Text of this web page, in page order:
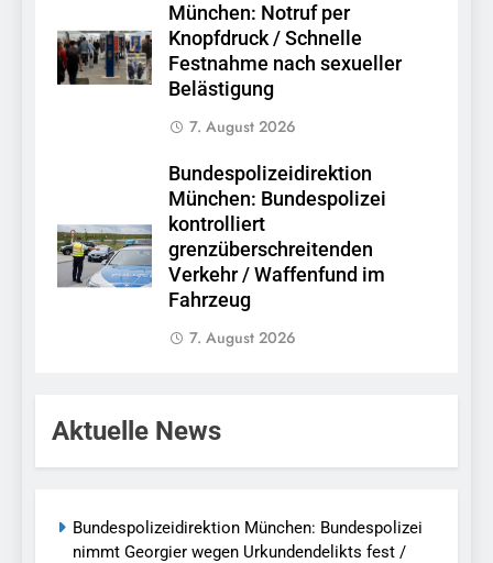
München: Notruf per
Knopfdruck / Schnelle
Festnahme nach sexueller
Belästigung
7. August 2026
Bundespolizeidirektion
München: Bundespolizei
kontrolliert
grenzüberschreitenden
Verkehr / Waffenfund im
Fahrzeug
7. August 2026
Aktuelle News
Bundespolizeidirektion München: Bundespolizei
nimmt Georgier wegen Urkundendelikts fest /